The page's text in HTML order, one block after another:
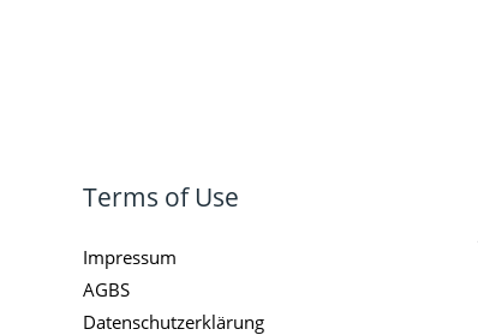
Terms of Use
Impressum
AGBS
Datenschutzerklärung